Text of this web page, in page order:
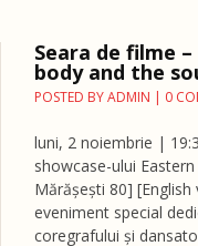
Seara de filme
body and the
POSTED BYADMIN | 0
luni, 2 noiembrie |
showcase-ului
Mărășești 80]
eveniment special
coregrafului și